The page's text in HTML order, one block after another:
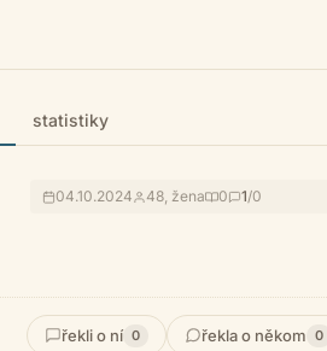
statistiky
04.10.2024 48, žena 0 1/0
řekli o ní 0 řekla o někom 0